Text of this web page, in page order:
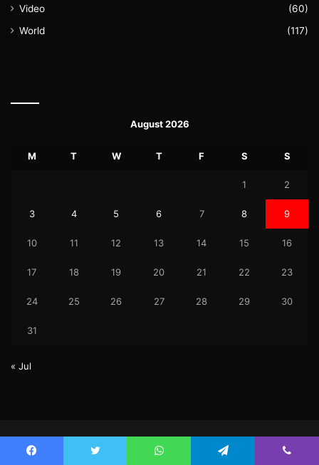
Video
(60)
World
(117)
August 2026
M T W T F S S
1 2
3 4 5 6 7 8 9
10 11 12 13 14 15 16
17 18 19 20 21 22 23
24 25 26 27 28 29 30
31
« Jul
© Copyright 2026, Uktez All Rights Reserved.